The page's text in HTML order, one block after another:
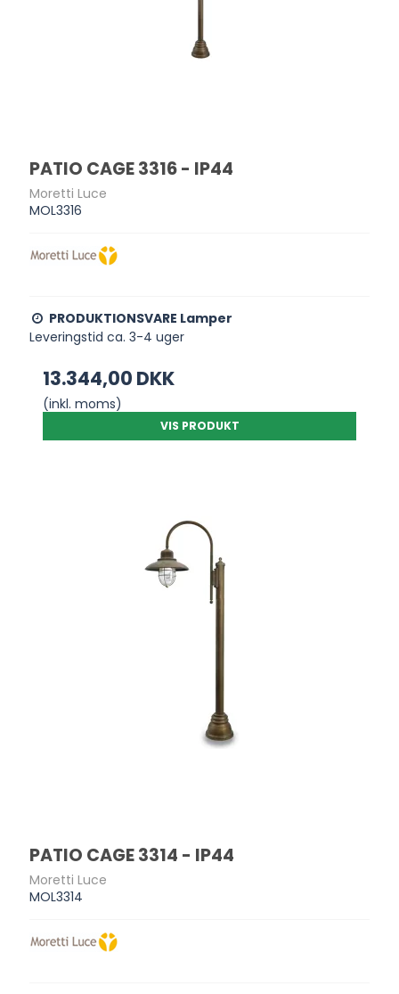
PATIO CAGE 3316 - IP44
Moretti Luce
MOL3316
PRODUKTIONSVARE Lamper
Leveringstid ca. 3-4 uger
13.344,00 DKK
(inkl. moms)
VIS PRODUKT
PATIO CAGE 3314 - IP44
Moretti Luce
MOL3314